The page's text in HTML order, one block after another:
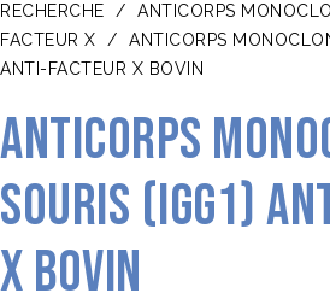
RECHERCHE / ANTICORPS
FACTEUR X
/
ANTICORPS
ANTI-FACTEUR X BOVIN
Anticorps
souris (IgG1)
X bovin